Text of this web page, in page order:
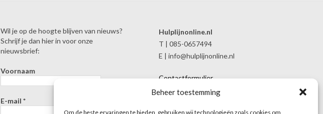
Beheer toestemming
Om de beste ervaringen te bieden, gebruiken wij technologieën zoals cookies om
Wil je op de hoogte blijven van nieuws?
Schrijf je dan hier in voor onze
nieuwsbrief:
Voornaam
E-mail *
Hulplijnonline.nl
T | 085-0657494
E | info@hulplijnonline.nl
Contactformulier
Over Hulplijnonline.nl